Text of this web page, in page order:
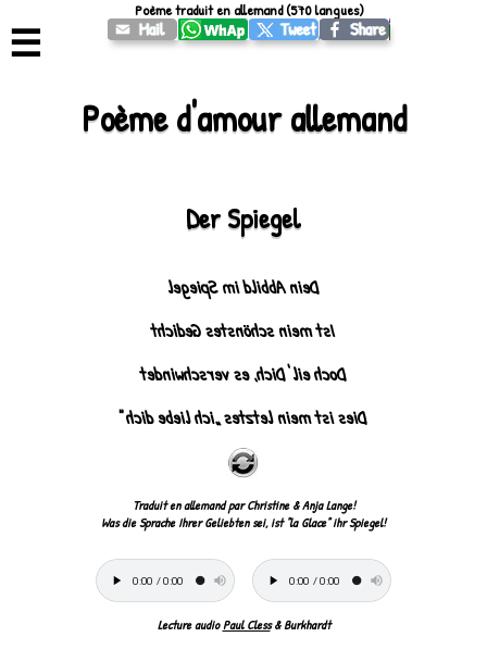
☰
Poème d'amour allemand
Der Spiegel
Dein Abbild im Spiegel
Ist mein schönstes Gedicht
Doch eil' Dich, es verschwindet
Dies ist mein letztes „ich liebe dich“
Traduit en allemand par Christine & Anja Lange!
Was die Sprache Ihrer Geliebten sei, ist "la Glace" ihr Spiegel!
Lecture audioPaul Cless& Burkhardt
Poème traduit en allemand (570 langues)